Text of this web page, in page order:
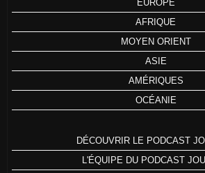
EUROPE
AFRIQUE
MOYEN ORIENT
ASIE
AMÉRIQUES
OCÉANIE
DÉCOUVRIR LE PODCAST
L'ÉQUIPE DU PODCAST